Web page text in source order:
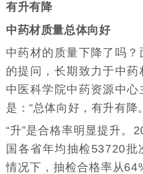
有升有降
中药材质量总体向好
中药材的质量下降了吗
的提问，长期致力于中
中医科学院中药资源中
是：“总体向好，有升有降
“升”是合格率明显提升。
国各省年均抽检53720批
情况下，抽检合格率从